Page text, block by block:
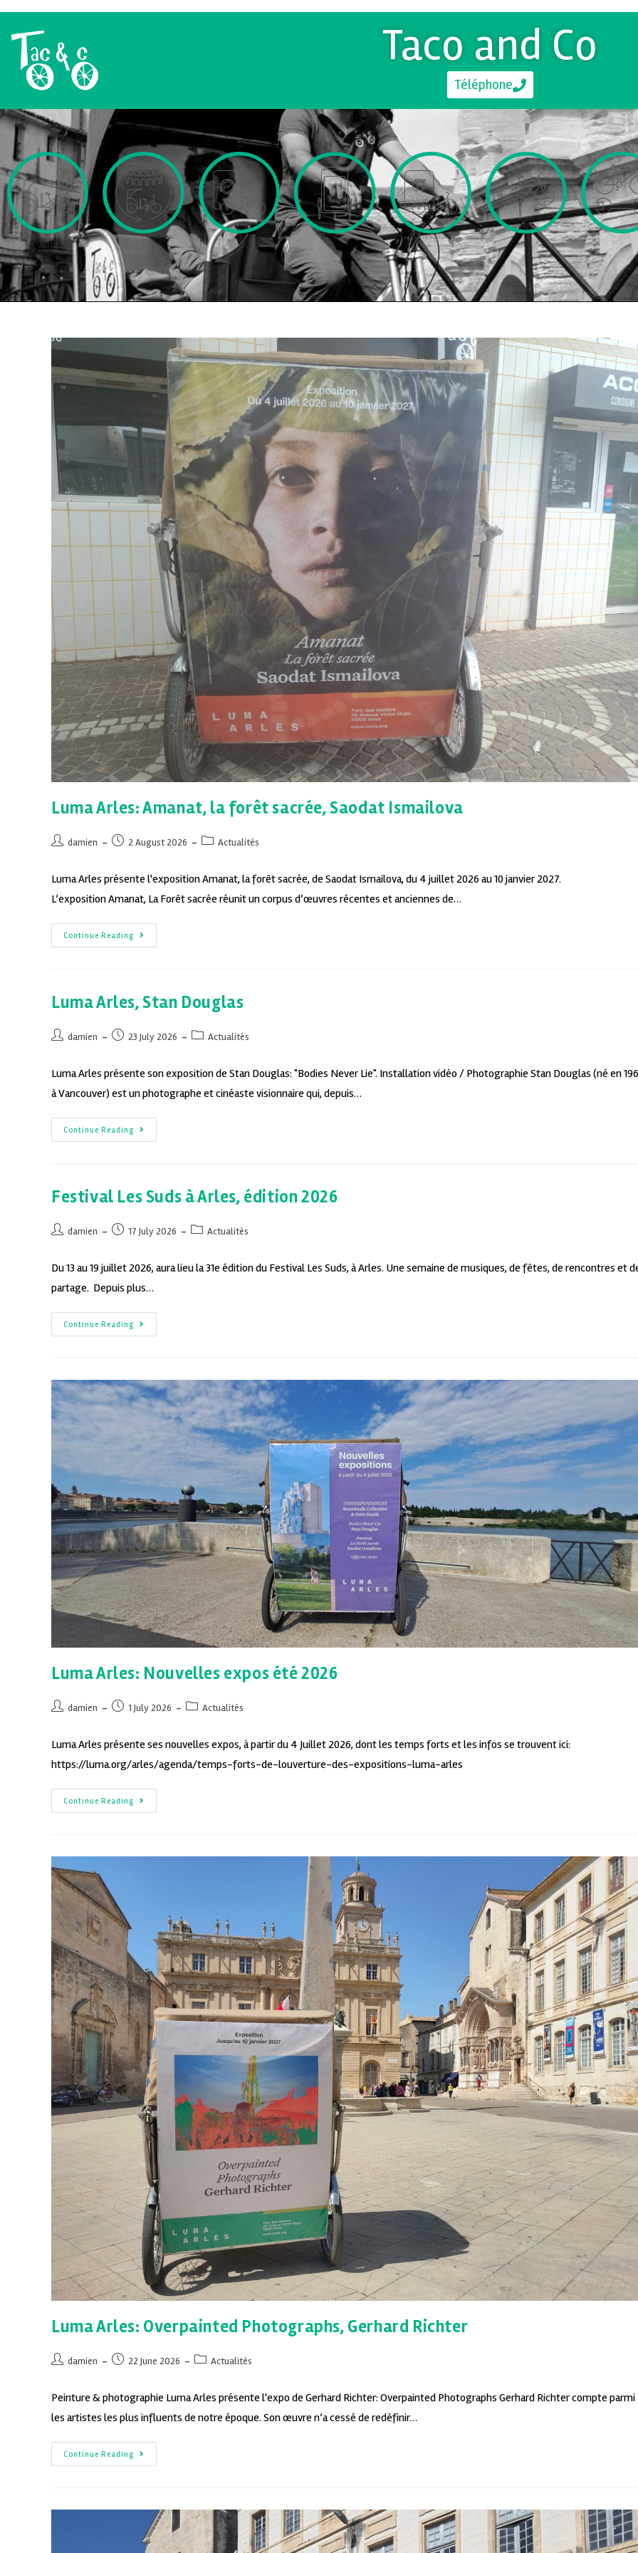
Taco and Co
Téléphone
Luma Arles: Amanat, la forêt sacrée, Saodat Ismailova
damien 2 August 2026 Actualités
Luma Arles présente l'exposition Amanat, la forêt sacrée, de Saodat Ismailova, du 4 juillet 2026 au 10 janvier 2027.
L’exposition Amanat, La Forêt sacrée réunit un corpus d’œuvres récentes et anciennes de…
Continue Reading
Luma Arles, Stan Douglas
damien 23 July 2026 Actualités
Luma Arles présente son exposition de Stan Douglas: "Bodies Never Lie". Installation vidéo / Photographie Stan Douglas (né en
à Vancouver) est un photographe et cinéaste visionnaire qui, depuis…
Continue Reading
Festival Les Suds à Arles, édition 2026
damien 17 July 2026 Actualités
Du 13 au 19 juillet 2026, aura lieu la 31e édition du Festival Les Suds, à Arles. Une semaine de musiques, de fêtes, de rencontres et
partage. Depuis plus…
Continue Reading
Luma Arles: Nouvelles expos été 2026
damien 1 July 2026 Actualités
Luma Arles présente ses nouvelles expos, à partir du 4 Juillet 2026, dont les temps forts et les infos se trouvent ici:
https://luma.org/arles/agenda/temps-forts-de-louverture-des-expositions-luma-arles
Continue Reading
Luma Arles: Overpainted Photographs, Gerhard Richter
damien 22 June 2026 Actualités
Peinture & photographie Luma Arles présente l'expo de Gerhard Richter: Overpainted Photographs Gerhard Richter compte parmi
les artistes les plus influents de notre époque. Son œuvre n’a cessé de redéfinir…
Continue Reading